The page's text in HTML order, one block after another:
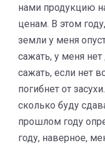
нами продукцию
ценам. В этом
земли у меня
сажать, у меня
сажать, если нет
погибнет от
сколько буду
прошлом году
году, наверное,